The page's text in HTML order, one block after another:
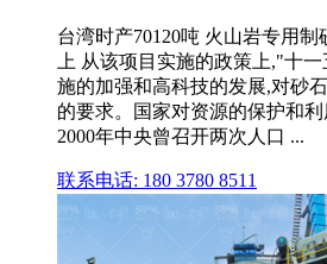
台湾时产70120吨 火山岩专用
上 从该项目实施的政策上,"十
施的加强和高科技的发展,对砂
的要求。国家对资源的保护和
2000年中央曾召开两次人口 ...
联系电话: 180 3780 8511